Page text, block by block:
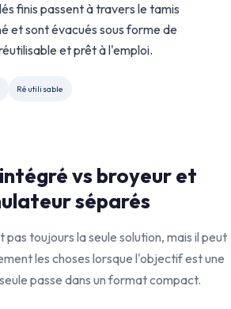
finis passent à travers le tamis
et sont évacués sous forme de
et prêt à l'emploi.
Réutilisable
vs broyeur et
séparés
toujours la seule solution, mais il peut
les choses lorsque l'objectif est une
passe dans un format compact.